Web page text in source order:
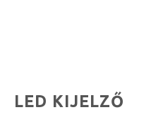
LED KIJELZŐ